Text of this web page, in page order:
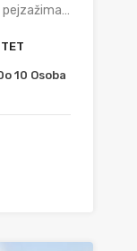
10 Osoba